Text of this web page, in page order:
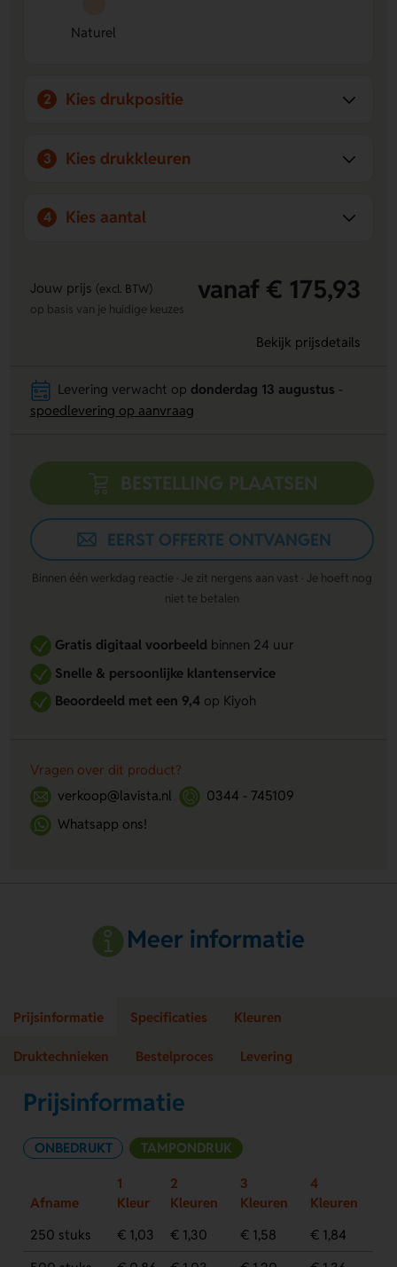
Duurzaam en milieuvriendelijk:
Krachtige werking:
Robuuste constructie en functioneel
ontwerp zorgen voor effectief krabben van ijs op elke
Bedrukking van je merk mogelijk:
mogelijk op het blad geplaatst worden, ideaal om je
Naturel
2 Kies drukpositie
3 Kies drukkleuren
4 Kies aantal
Jouw prijs (excl. BTW) vanaf € 175,93
op basis van je huidige keuzes
Bekijk prijsdetails
Levering verwacht op donderdag 13 augustus
spoedlevering op aanvraag
BESTELLING PLAATSEN
EERST OFFERTE ONTVANGEN
Binnen één werkdag reactie · Je zit nergens aan vast · Je hoeft nog
niet te betalen
Gratis digitaal voorbeeldbinnen 24 uur
Snelle & persoonlijke klantenservice
Beoordeeld met een 9,4op Kiyoh
Vragen over dit product?
verkoop@lavista.nl
0344 - 745109
Whatsapp ons!
Meer informatie
Prijsinformatie Specificaties Kleuren
Druktechnieken Bestelproces Levering
Prijsinformatie
ONBEDRUKT TAMPONDRUK
Afname
1
Kleur
2
Kleuren
3
Kleuren
4
Kleuren
250 stuks
€ 1,03 € 1,30 € 1,58
€ 1,84